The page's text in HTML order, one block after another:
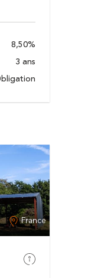
8,50%
3 ans
France